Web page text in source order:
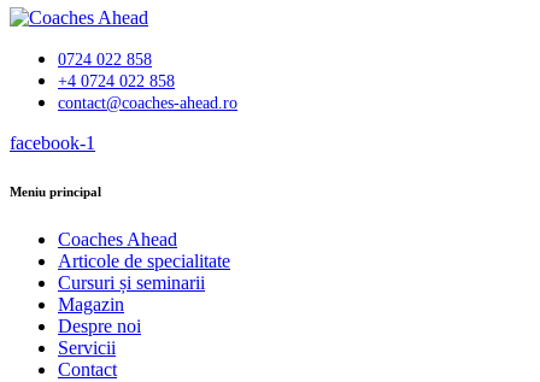
0724 022 858
+4 0724 022 858
contact@coaches-ahead.ro
facebook-1
Meniu principal
Coaches Ahead
Articole de specialitate
Cursuri și seminarii
Magazin
Despre noi
Servicii
Contact